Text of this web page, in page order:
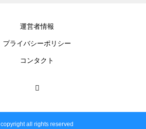
運営者情報
プライバシーポリシー
コンタクト
copyright all rights reserved